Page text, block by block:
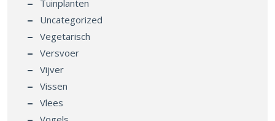
Tuinplanten
Uncategorized
Vegetarisch
Versvoer
Vijver
Vissen
Vlees